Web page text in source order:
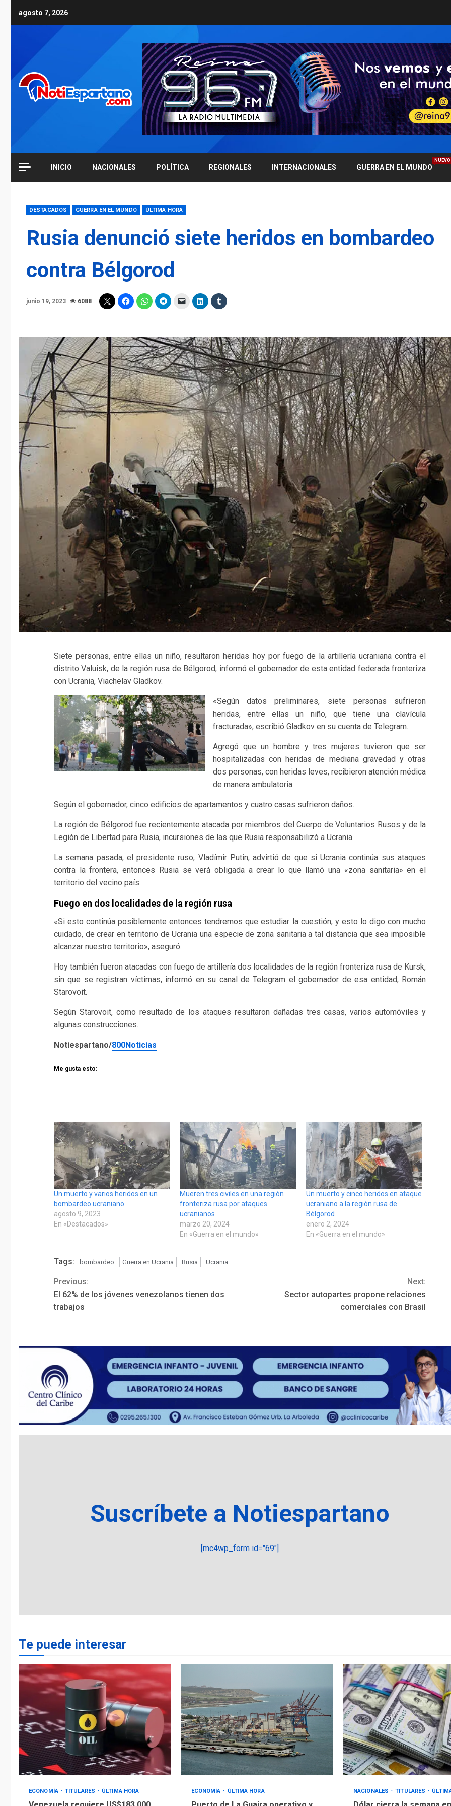
agosto 7, 2026
INICIO NACIONALES POLÍTICA REGIONALES INTERNACIONALES GUERRA EN EL MUNDO
NUEVO
DESTACADOS GUERRA EN EL MUNDO ÚLTIMA HORA
Rusia denunció siete heridos en bombardeo
contra Bélgorod
junio 19, 2023 6088
Siete personas, entre ellas un niño, resultaron heridas hoy por fuego de la artillería ucraniana contra el
distrito Valuisk, de la región rusa de Bélgorod, informó el gobernador de esta entidad federada fronteriza
con Ucrania, Viachelav Gladkov.
«Según datos preliminares, siete personas sufrieron
heridas, entre ellas un niño, que tiene una clavícula
fracturada», escribió Gladkov en su cuenta de Telegram.
Agregó que un hombre y tres mujeres tuvieron que ser
hospitalizadas con heridas de mediana gravedad y otras
dos personas, con heridas leves, recibieron atención médica
de manera ambulatoria.
Según el gobernador, cinco edificios de apartamentos y cuatro casas sufrieron daños.
La región de Bélgorod fue recientemente atacada por miembros del Cuerpo de Voluntarios Rusos y de la
Legión de Libertad para Rusia, incursiones de las que Rusia responsabilizó a Ucrania.
La semana pasada, el presidente ruso, Vladímir Putin, advirtió de que si Ucrania continúa sus ataques
contra la frontera, entonces Rusia se verá obligada a crear lo que llamó una «zona sanitaria» en el
territorio del vecino país.
Fuego en dos localidades de la región rusa
«Si esto continúa posiblemente entonces tendremos que estudiar la cuestión, y esto lo digo con mucho
cuidado, de crear en territorio de Ucrania una especie de zona sanitaria a tal distancia que sea imposible
alcanzar nuestro territorio», aseguró.
Hoy también fueron atacadas con fuego de artillería dos localidades de la región fronteriza rusa de Kursk,
sin que se registran víctimas, informó en su canal de Telegram el gobernador de esa entidad, Román
Starovoit.
Según Starovoit, como resultado de los ataques resultaron dañadas tres casas, varios automóviles y
algunas construcciones.
Notiespartano/800Noticias
Me gusta esto:
Un muerto y varios heridos en un
bombardeo ucraniano
agosto 9, 2023
En «Destacados»
Mueren tres civiles en una región
fronteriza rusa por ataques
ucranianos
marzo 20, 2024
En «Guerra en el mundo»
Un muerto y cinco heridos en ataque
ucraniano a la región rusa de
Bélgorod
enero 2, 2024
En «Guerra en el mundo»
Tags: bombardeo Guerra en Ucrania Rusia Ucrania
Continue
Reading
Previous:
El 62% de los jóvenes venezolanos tienen dos
trabajos
Next:
Sector autopartes propone relaciones
comerciales con Brasil
Suscríbete a Notiespartano
[mc4wp_form id="69"]
Te puede interesar
ECONOMÍA TITULARES ÚLTIMA HORA ECONOMÍA ÚLTIMA HORA NACIONALES TITULARES